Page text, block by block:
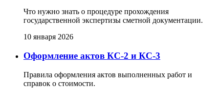
Что нужно знать о процедуре прохождения
государственной экспертизы сметной документации.
10 января 2026
Оформление актов КС-2 и КС-3
Правила оформления актов выполненных работ и
справок о стоимости.